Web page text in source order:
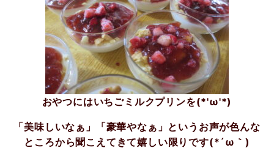
おやつにはいちごミルクプリンを(*'ω'*)
「美味しいなぁ」「豪華やなぁ」というお声が色んな
ところから聞こえてきて嬉しい限りです(*´ω｀)